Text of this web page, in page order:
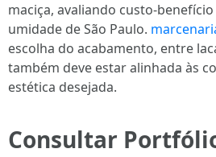
maciça, avaliando custo-
umidade de São Paulo.
escolha do acabamento, entre
também deve estar alinhada às
estética desejada.
Consultar